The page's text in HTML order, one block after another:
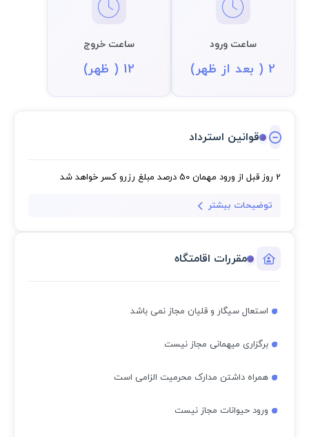
ساعت ورود
2 ( بعد از ظهر)
ساعت خروج
12 ( ظهر)
قوانین استرداد
2 روز قبل از ورود مهمان 50 درصد مبلغ رزرو کسر خواهد شد
توضیحات بیشتر
مقررات اقامتگاه
استعال سیگار و قلیان مجاز نمی باشد
برگزاری میهمانی مجاز نیست
همراه داشتن مدارک محرمیت الزامی است
ورود حیوانات مجاز نیست